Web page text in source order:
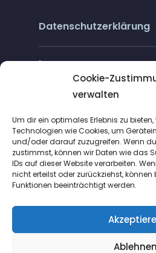
Cookie-
verwalten
Um dir ein optimales Erlebnis zu
Technologien wie Cookies, um
und/oder darauf zuzugreifen. Wenn
zustimmst, können wir Daten wie das
IDs auf dieser Website verarbeiten.
nicht erteilst oder zurückziehst,
Funktionen beeinträchtigt werden.
Ablehnen
Datenschutzerklärung
Impressum
Cookie-Richtlinie (EU)
Copyright © 2020 -